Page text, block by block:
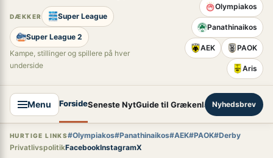
DÆKKER Super League
Super League 2
Kampe, stillinger og spillere på hver
underside
Olympiakos
Panathinaikos
AEK PAOK
Aris
Menu ForsideSeneste NytGuide til GrækenlandSuper League
Nyhedsbrev
HURTIGE LINKS#Olympiakos#Panathinaikos#AEK#PAOK#Derby
PrivatlivspolitikFacebookInstagramX